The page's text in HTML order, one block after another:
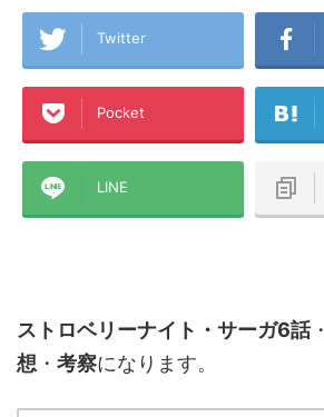
Twitter
Pocket
LINE
ストロベリーナイト・サーガ6話・
想 ・ 考察になります。